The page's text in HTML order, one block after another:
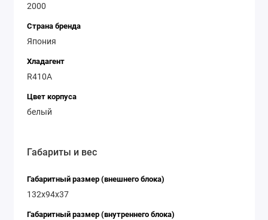
2000
Страна бренда
Япония
Хладагент
R410A
Цвет корпуса
белый
Габариты и вес
Габаритный размер (внешнего блока)
132x94x37
Габаритный размер (внутреннего блока)